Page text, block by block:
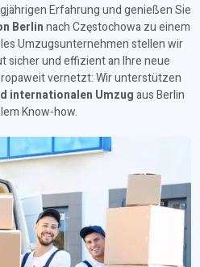
Erfahrung und genießen Sie
Berlinnach Częstochowa zu einem
Umzugsunternehmen stellen wir
sicher und effizient an Ihre neue
vernetzt: Wir unterstützen
internationalen Umzugaus Berlin
Know-how.